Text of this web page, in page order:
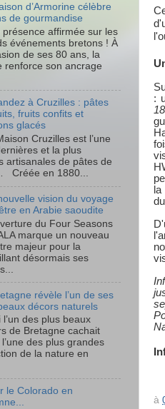
:
à
d’Armorine célèbre
de gourmandise
présence affirmée sur les
événements bretons ! À
de ses 80 ans, la
renforce son ancrage
à Cruzilles : pâtes
fruits confits et
glacés
Cruzilles est l’une
et la plus
artisanales de pâtes de
Créée en 1880...
vision du voyage
en Arabie saoudite
du Four Seasons
marque un nouveau
majeur pour la
désormais ses
révèle l’un de ses
décors naturels
l’un des plus beaux
de Bretagne cachait
des plus grandes
de la nature en
le Colorado en